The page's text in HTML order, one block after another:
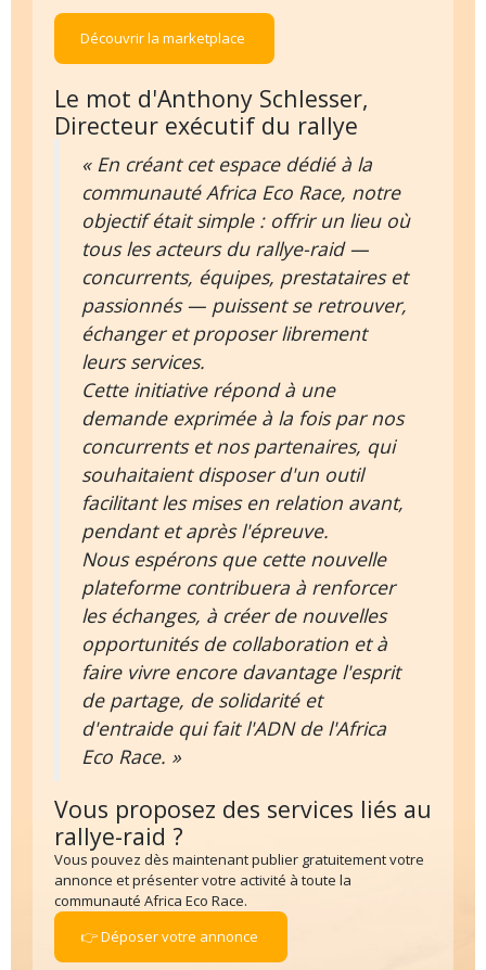
Découvrir la marketplace
Le mot d'Anthony Schlesser,
Directeur exécutif du rallye
« En créant cet espace dédié à la
communauté Africa Eco Race, notre
objectif était simple : offrir un lieu où
tous les acteurs du rallye-raid —
concurrents, équipes, prestataires et
passionnés — puissent se retrouver,
échanger et proposer librement
leurs services.
Cette initiative répond à une
demande exprimée à la fois par nos
concurrents et nos partenaires, qui
souhaitaient disposer d'un outil
facilitant les mises en relation avant,
pendant et après l'épreuve.
Nous espérons que cette nouvelle
plateforme contribuera à renforcer
les échanges, à créer de nouvelles
opportunités de collaboration et à
faire vivre encore davantage l'esprit
de partage, de solidarité et
d'entraide qui fait l'ADN de l'Africa
Eco Race. »
Vous proposez des services liés au
rallye-raid ?
Vous pouvez dès maintenant publier gratuitement votre
annonce et présenter votre activité à toute la
communauté Africa Eco Race.
👉 Déposer votre annonce